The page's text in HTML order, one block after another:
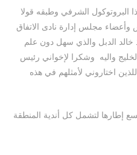
الشرفي وطبقه قولا
مجلس إدارة نادى الاتفاق
خالد الدبل والذي سهل دون علم
واليه وشكرا لإخواني رئيس
اختاروني لأمثلهم في هذه
إطارها لتشمل كل أندية المنطقة